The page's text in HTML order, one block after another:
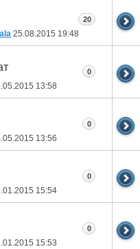
25.08.2015 19:48
20
13:58
0
13:56
0
15:54
0
15:53
0